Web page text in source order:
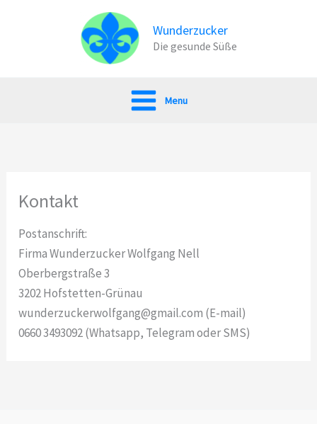
Wunderzucker
Die gesunde Süße
Menu
Kontakt
Postanschrift:
Firma Wunderzucker Wolfgang Nell
Oberbergstraße 3
3202 Hofstetten-Grünau
wunderzuckerwolfgang@gmail.com (E-mail)
0660 3493092 (Whatsapp, Telegram oder SMS)